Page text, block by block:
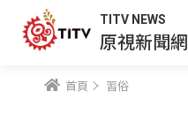
TITV NEWS
原視新聞網
首頁 習俗